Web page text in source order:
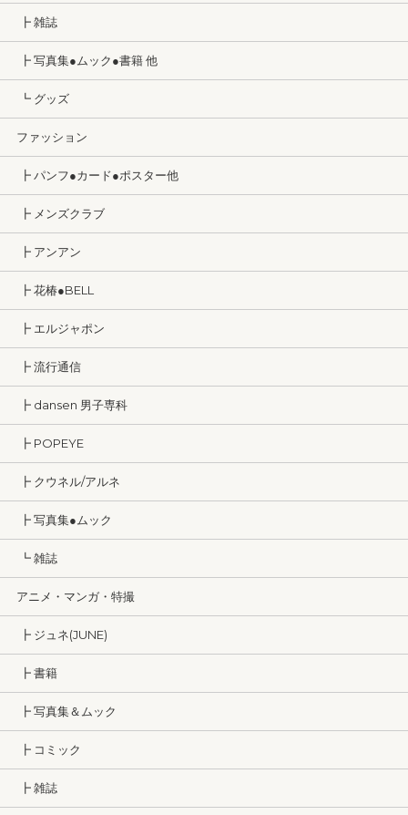
┣ 雑誌
┣ 写真集●ムック●書籍 他
┗ グッズ
ファッション
┣ パンフ●カード●ポスター他
┣ メンズクラブ
┣ アンアン
┣ 花椿●BELL
┣ エルジャポン
┣ 流行通信
┣ dansen 男子専科
┣ POPEYE
┣ クウネル/アルネ
┣ 写真集●ムック
┗ 雑誌
アニメ・マンガ・特撮
┣ ジュネ(JUNE)
┣ 書籍
┣ 写真集＆ムック
┣ コミック
┣ 雑誌